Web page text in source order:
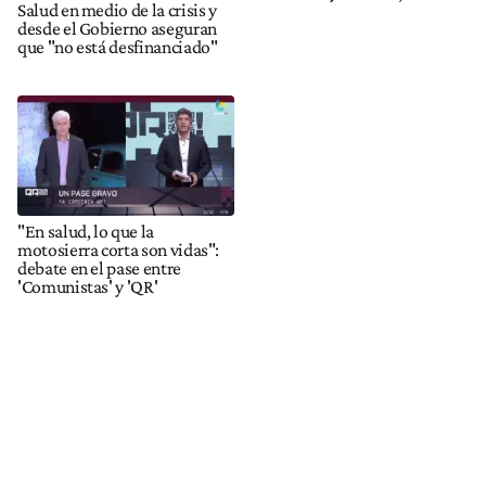
Salud en medio de la crisis y
desde el Gobierno aseguran
que "no está desfinanciado"
"En salud, lo que la
motosierra corta son vidas":
debate en el pase entre
'Comunistas' y 'QR'